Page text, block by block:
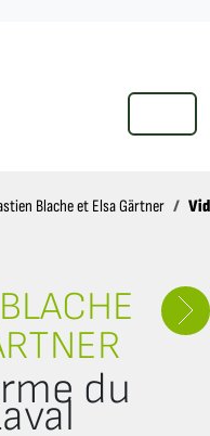
MENU
Blache et Elsa Gärtner
du